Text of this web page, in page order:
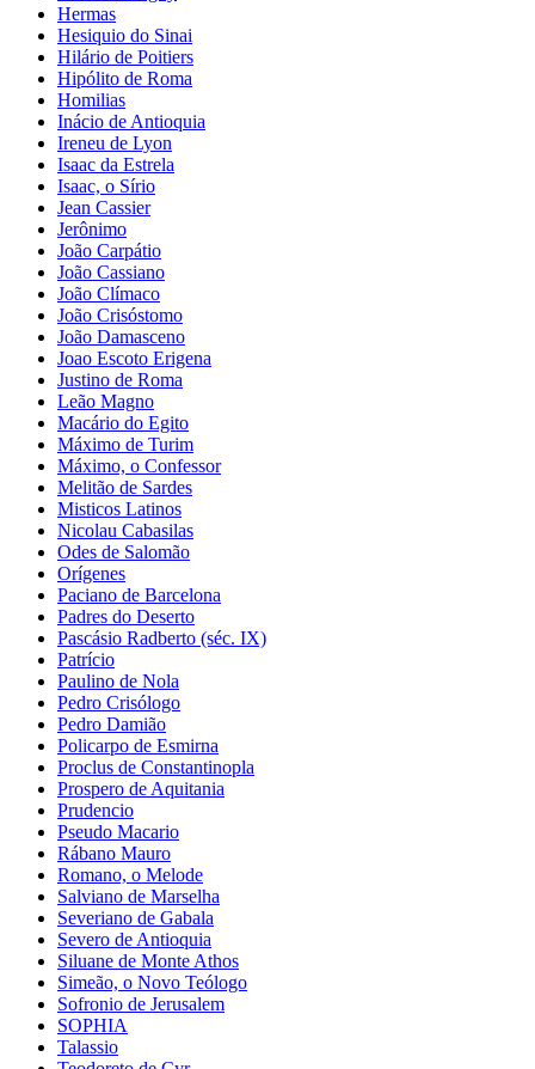
Hermas
Hesiquio do Sinai
Hilário de Poitiers
Hipólito de Roma
Homilias
Inácio de Antioquia
Ireneu de Lyon
Isaac da Estrela
Isaac, o Sírio
Jean Cassier
Jerônimo
João Carpátio
João Cassiano
João Clímaco
João Crisóstomo
João Damasceno
Joao Escoto Erigena
Justino de Roma
Leão Magno
Macário do Egito
Máximo de Turim
Máximo, o Confessor
Melitão de Sardes
Misticos Latinos
Nicolau Cabasilas
Odes de Salomão
Orígenes
Paciano de Barcelona
Padres do Deserto
Pascásio Radberto (séc. IX)
Patrício
Paulino de Nola
Pedro Crisólogo
Pedro Damião
Policarpo de Esmirna
Proclus de Constantinopla
Prospero de Aquitania
Prudencio
Pseudo Macario
Rábano Mauro
Romano, o Melode
Salviano de Marselha
Severiano de Gabala
Severo de Antioquia
Siluane de Monte Athos
Simeão, o Novo Teólogo
Sofronio de Jerusalem
SOPHIA
Talassio